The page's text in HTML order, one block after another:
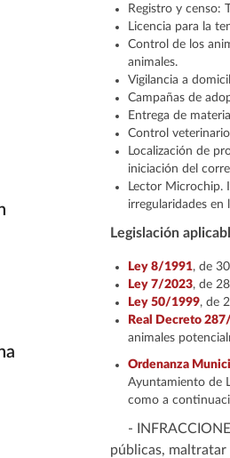
Registro y censo:
Licencia para la
Control de los
animales.
Vigilancia a
Campañas de
Entrega de
Control
Localización de
iniciación del
Lector Microchip.
irregularidades en
Legislación
Ley 8/1991, de
Ley 7/2023, de
Ley 50/1999, de
Real Decreto
animales
Ordenanza
Ayuntamiento de
como a
-
públicas, maltratar